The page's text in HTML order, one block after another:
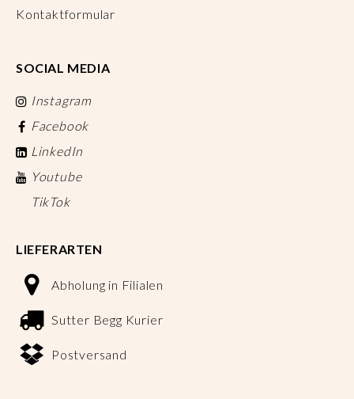
Kontaktformular
SOCIAL MEDIA
Instagram
Facebook
LinkedIn
Youtube
TikTok
LIEFERARTEN
Abholung in Filialen
Sutter Begg Kurier
Postversand